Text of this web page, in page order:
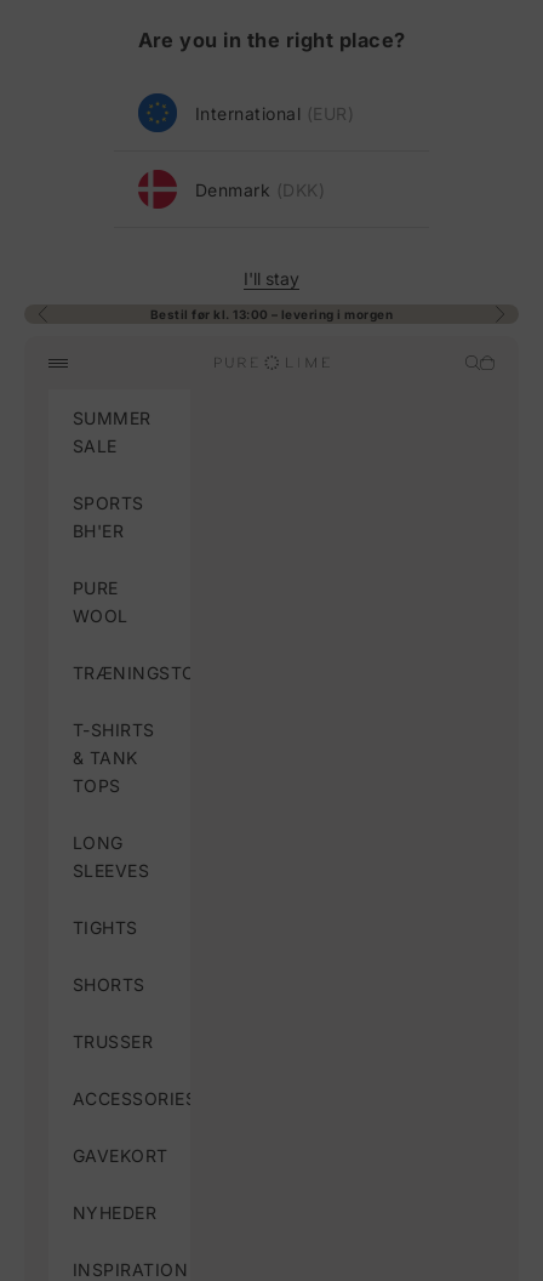
Spring til indholdAre you in the right place?
International (EUR)
Denmark (DKK)
I'll stay
Forrige Bestil før kl. 13:00 – levering i morgen Næste
Pure Lime
Åbn navigationsmenu Åbn
Åbn
SUMMER
SALE
SPORTS
BH'ER
PURE
WOOL
TRÆNINGSTOPPE
T-SHIRTS
& TANK
TOPS
LONG
SLEEVES
TIGHTS
SHORTS
TRUSSER
ACCESSORIES
GAVEKORT
NYHEDER
INSPIRATION